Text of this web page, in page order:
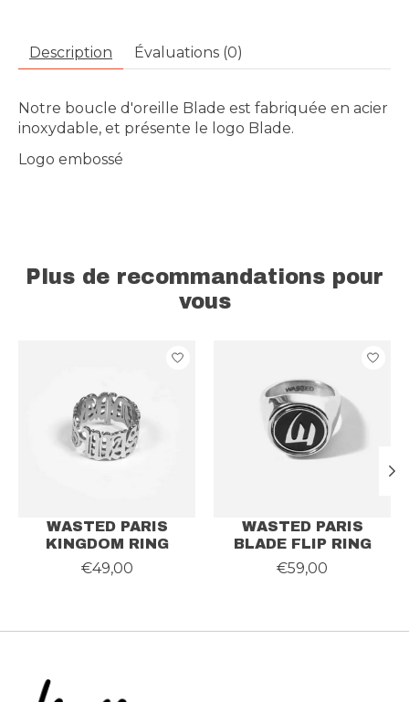
Description Évaluations (0)
Notre boucle d'oreille Blade est fabriquée en acier
inoxydable, et présente le logo Blade.
Logo embossé
Plus de recommandations pour
vous
Articles du carrousel de produits
WASTED PARIS
KINGDOM RING
€49,00
WASTED PARIS
BLADE FLIP RING
€59,00